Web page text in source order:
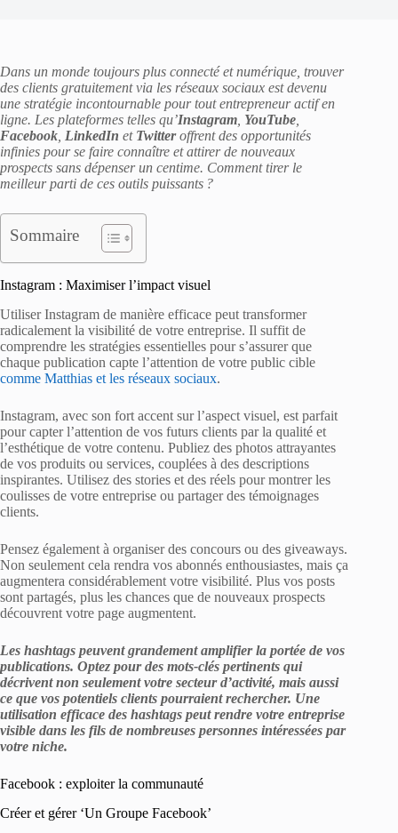
Dans un monde toujours plus connecté et numérique, trouver
des clients gratuitement via les réseaux sociaux est devenu
une stratégie incontournable pour tout entrepreneur actif en
ligne. Les plateformes telles qu’Instagram YouTube
Facebook LinkedIn et Twitteroffrent des opportunités
infinies pour se faire connaître et attirer de nouveaux
prospects sans dépenser un centime. Comment tirer le
meilleur parti de ces outils puissants ?
Sommaire
Instagram : Maximiser l’impact visuel
Utiliser Instagram de manière efficace peut transformer
radicalement la visibilité de votre entreprise. Il suffit de
comprendre les stratégies essentielles pour s’assurer que
chaque publication capte l’attention de votre public cible
comme Matthias et les réseaux sociaux.
Instagram, avec son fort accent sur l’aspect visuel, est parfait
pour capter l’attention de vos futurs clients par la qualité et
l’esthétique de votre contenu. Publiez des photos attrayantes
de vos produits ou services, couplées à des descriptions
inspirantes. Utilisez des stories et des réels pour montrer les
coulisses de votre entreprise ou partager des témoignages
clients.
Pensez également à organiser des concours ou des giveaways.
Non seulement cela rendra vos abonnés enthousiastes, mais ça
augmentera considérablement votre visibilité. Plus vos posts
sont partagés, plus les chances que de nouveaux prospects
découvrent votre page augmentent.
Les hashtags peuvent grandement amplifier la portée de vos
publications. Optez pour des mots-clés pertinents qui
décrivent non seulement votre secteur d’activité, mais aussi
ce que vos potentiels clients pourraient rechercher. Une
utilisation efficace des hashtags peut rendre votre entreprise
visible dans les fils de nombreuses personnes intéressées par
votre niche.
Facebook : exploiter la communauté
Créer et gérer ‘Un Groupe Facebook’